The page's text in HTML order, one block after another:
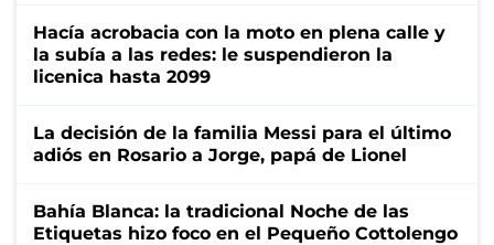
Hacía acrobacia con la moto en plena calle y
la subía a las redes: le suspendieron la
licenica hasta 2099
La decisión de la familia Messi para el último
adiós en Rosario a Jorge, papá de Lionel
Bahía Blanca: la tradicional Noche de las
Etiquetas hizo foco en el Pequeño Cottolengo